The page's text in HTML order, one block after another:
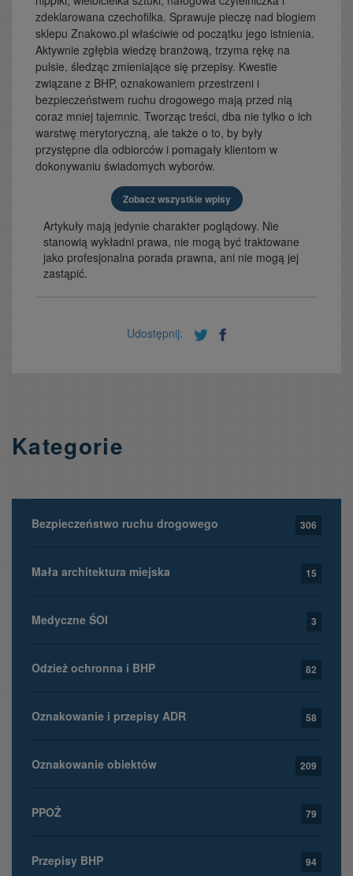
zdeklarowana czechofilka. Sprawuje pieczę nad blogiem
sklepu Znakowo.pl właściwie od początku jego istnienia.
Aktywnie zgłębia wiedzę branżową, trzyma rękę na
pulsie, śledząc zmieniające się przepisy. Kwestie
związane z BHP, oznakowaniem przestrzeni i
bezpieczeństwem ruchu drogowego mają przed nią
coraz mniej tajemnic. Tworząc treści, dba nie tylko o ich
warstwę merytoryczną, ale także o to, by były
przystępne dla odbiorców i pomagały klientom w
dokonywaniu świadomych wyborów.
Zobacz wszystkie wpisy
Artykuły mają jedynie charakter poglądowy. Nie
stanowią wykładni prawa, nie mogą być traktowane
jako profesjonalna porada prawna, ani nie mogą jej
zastąpić.
Udostępnij:
Kategorie
Bezpieczeństwo ruchu drogowego 306
Mała architektura miejska 15
Medyczne ŚOI 3
Odzież ochronna i BHP 82
Oznakowanie i przepisy ADR 58
Oznakowanie obiektów 209
PPOŻ 79
Przepisy BHP 94